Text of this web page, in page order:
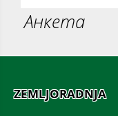
Анкета
ZEMLJORADNJA